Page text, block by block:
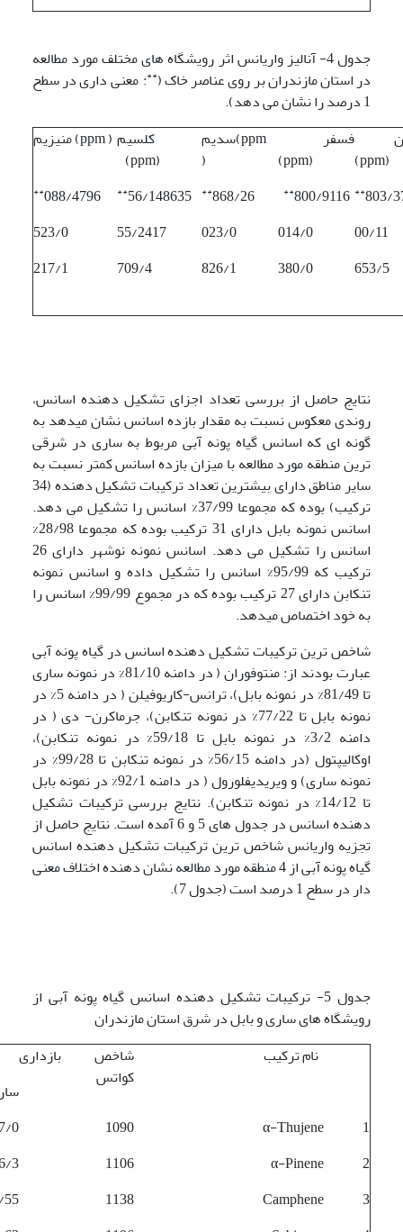
جدول 4- آنالیز واریانس اثر رویشگاه های مختلف مورد مطالعه
در استان مازندران بر روی عناصر خاک (**
: معنی داری در سطح
1 درصد را نشان می دهد).
منیزیم (ppm ) کلسیم
(ppm)
سدیم(ppm
)
(ppm)
(ppm)
**088/4796
523/0
217/1
**56/148635
55/2417
709/4
**868/26
023/0
826/1
**800/9116
014/0
380/0
**803/
00/11
653/5
نتایج حاصل از بررسی تعداد اجزای تشکیل دهنده اسانس،
روندی معکوس نسبت به مقدار بازده اسانس نشان می‍دهد به
گونه ای که اسانس گیاه پونه آبی مربوط به ساری در شرقی
ترین منطقه مورد مطالعه با میزان بازده اسانس کمتر نسبت به
سایر مناطق دارای بیشترین تعداد ترکیبات تشکیل دهنده (34
ترکیب) بوده که مجموعا 37/99% اسانس را تشکیل می دهد.
اسانس نمونه بابل دارای 31 ترکیب بوده که مجموعا 28/98%
اسانس را تشکیل می دهد. اسانس نمونه نوشهر دارای 26
ترکیب که 95/99% اسانس را تشکیل داده و اسانس نمونه
تنکابن دارای 27 ترکیب بوده که در مجموع 99/99% اسانس را
به خود اختصاص می‍دهد.
شاخص ترین ترکیبات تشکیل دهنده اسانس در گیاه پونه آبی
عبارت بودند از: منتوفوران ( در دامنه 81/10% در نمونه ساری
تا 81/49% در نمونه بابل)، ترانس-کاریوفیلن ( در دامنه 5% در
نمونه بابل تا 77/22% در نمونه تنکابن)، جرماکرن- دی ( در
دامنه 3/2% در نمونه بابل تا 59/18% در نمونه تنکابن)،
اوکالیپتول (در دامنه 56/15% در نمونه تنکابن تا 99/28% در
نمونه ساری) و ویریدیفلورول ( در دامنه 92/1% در نمونه بابل
تا 14/12% در نمونه تنکابن). نتایج بررسی ترکیبات تشکیل
دهنده اسانس در جدول های 5 و 6 آمده است. نتایج حاصل از
تجزیه واریانس شاخص ترین ترکیبات تشکیل دهنده اسانس
گیاه پونه آبی از 4 منطقه مورد مطالعه نشان دهنده اختلاف معنی
دار در سطح 1 درصد است (جدول 7).
جدول 5- ترکیبات تشکیل دهنده اسانس گیاه پونه آبی از
رویشگاه های ساری و بابل در شرق استان مازندران
نام ترکیب
شاخص بازداری
کواتس
1
α-Thujene
1090
0
2
α-Pinene
1106
3
3
Camphene
1138